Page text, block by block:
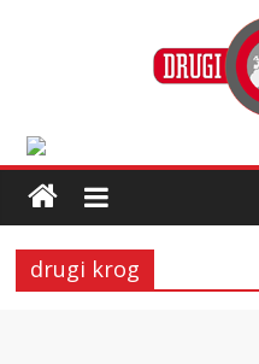
drugi krog